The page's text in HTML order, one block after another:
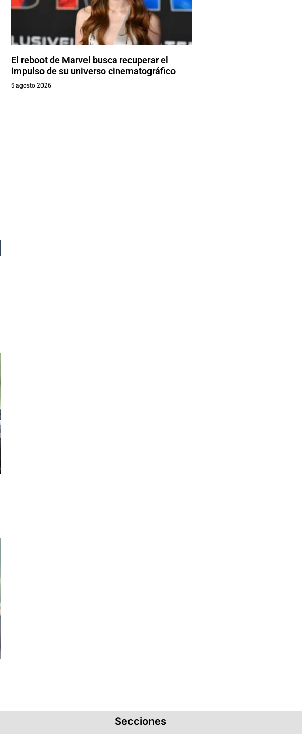
El reboot de Marvel busca recuperar el
impulso de su universo cinematográfico
5 agosto 2026
Secciones